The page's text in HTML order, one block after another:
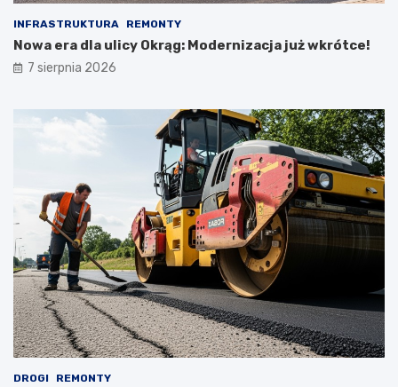
INFRASTRUKTURA REMONTY
Nowa era dla ulicy Okrąg: Modernizacja już wkrótce!
7 sierpnia 2026
DROGI REMONTY